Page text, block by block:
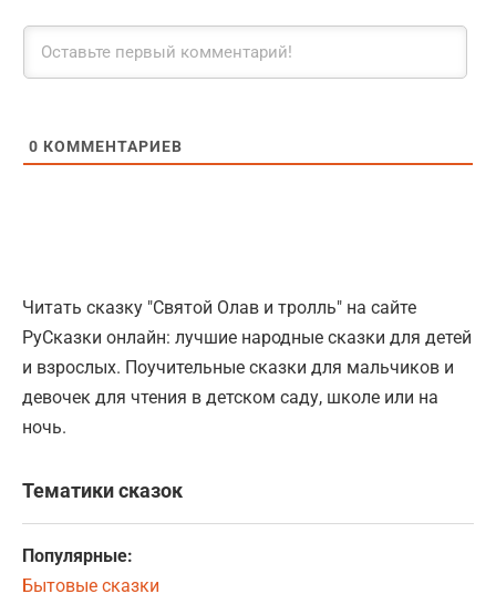
0 КОММЕНТАРИЕВ
Читать сказку "Святой Олав и тролль" на сайте
РуСказки онлайн: лучшие народные сказки для детей
и взрослых. Поучительные сказки для мальчиков и
девочек для чтения в детском саду, школе или на
ночь.
Тематики сказок
Популярные:
Бытовые сказки